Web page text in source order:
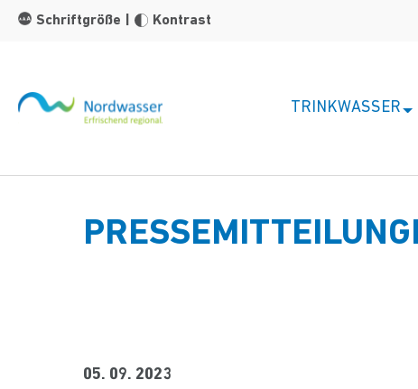
Zum Hauptinhalt springen
Schriftgröße
Kontrast
TRINKWASSER
05. 09. 2023